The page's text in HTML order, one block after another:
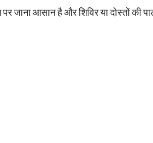
आसान है और शिविर या दोस्तों की